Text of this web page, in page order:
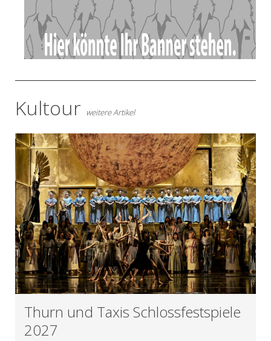
Kultour weitere Artikel
Thurn und Taxis Schlossfestspiele
2027